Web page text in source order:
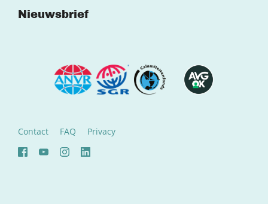
Nieuwsbrief
Contact FAQ Privacy